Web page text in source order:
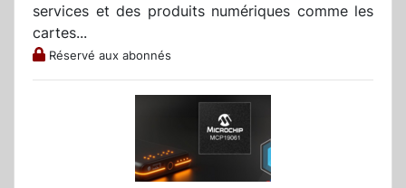
services et des produits numériques comme les
cartes...
Réservé aux abonnés